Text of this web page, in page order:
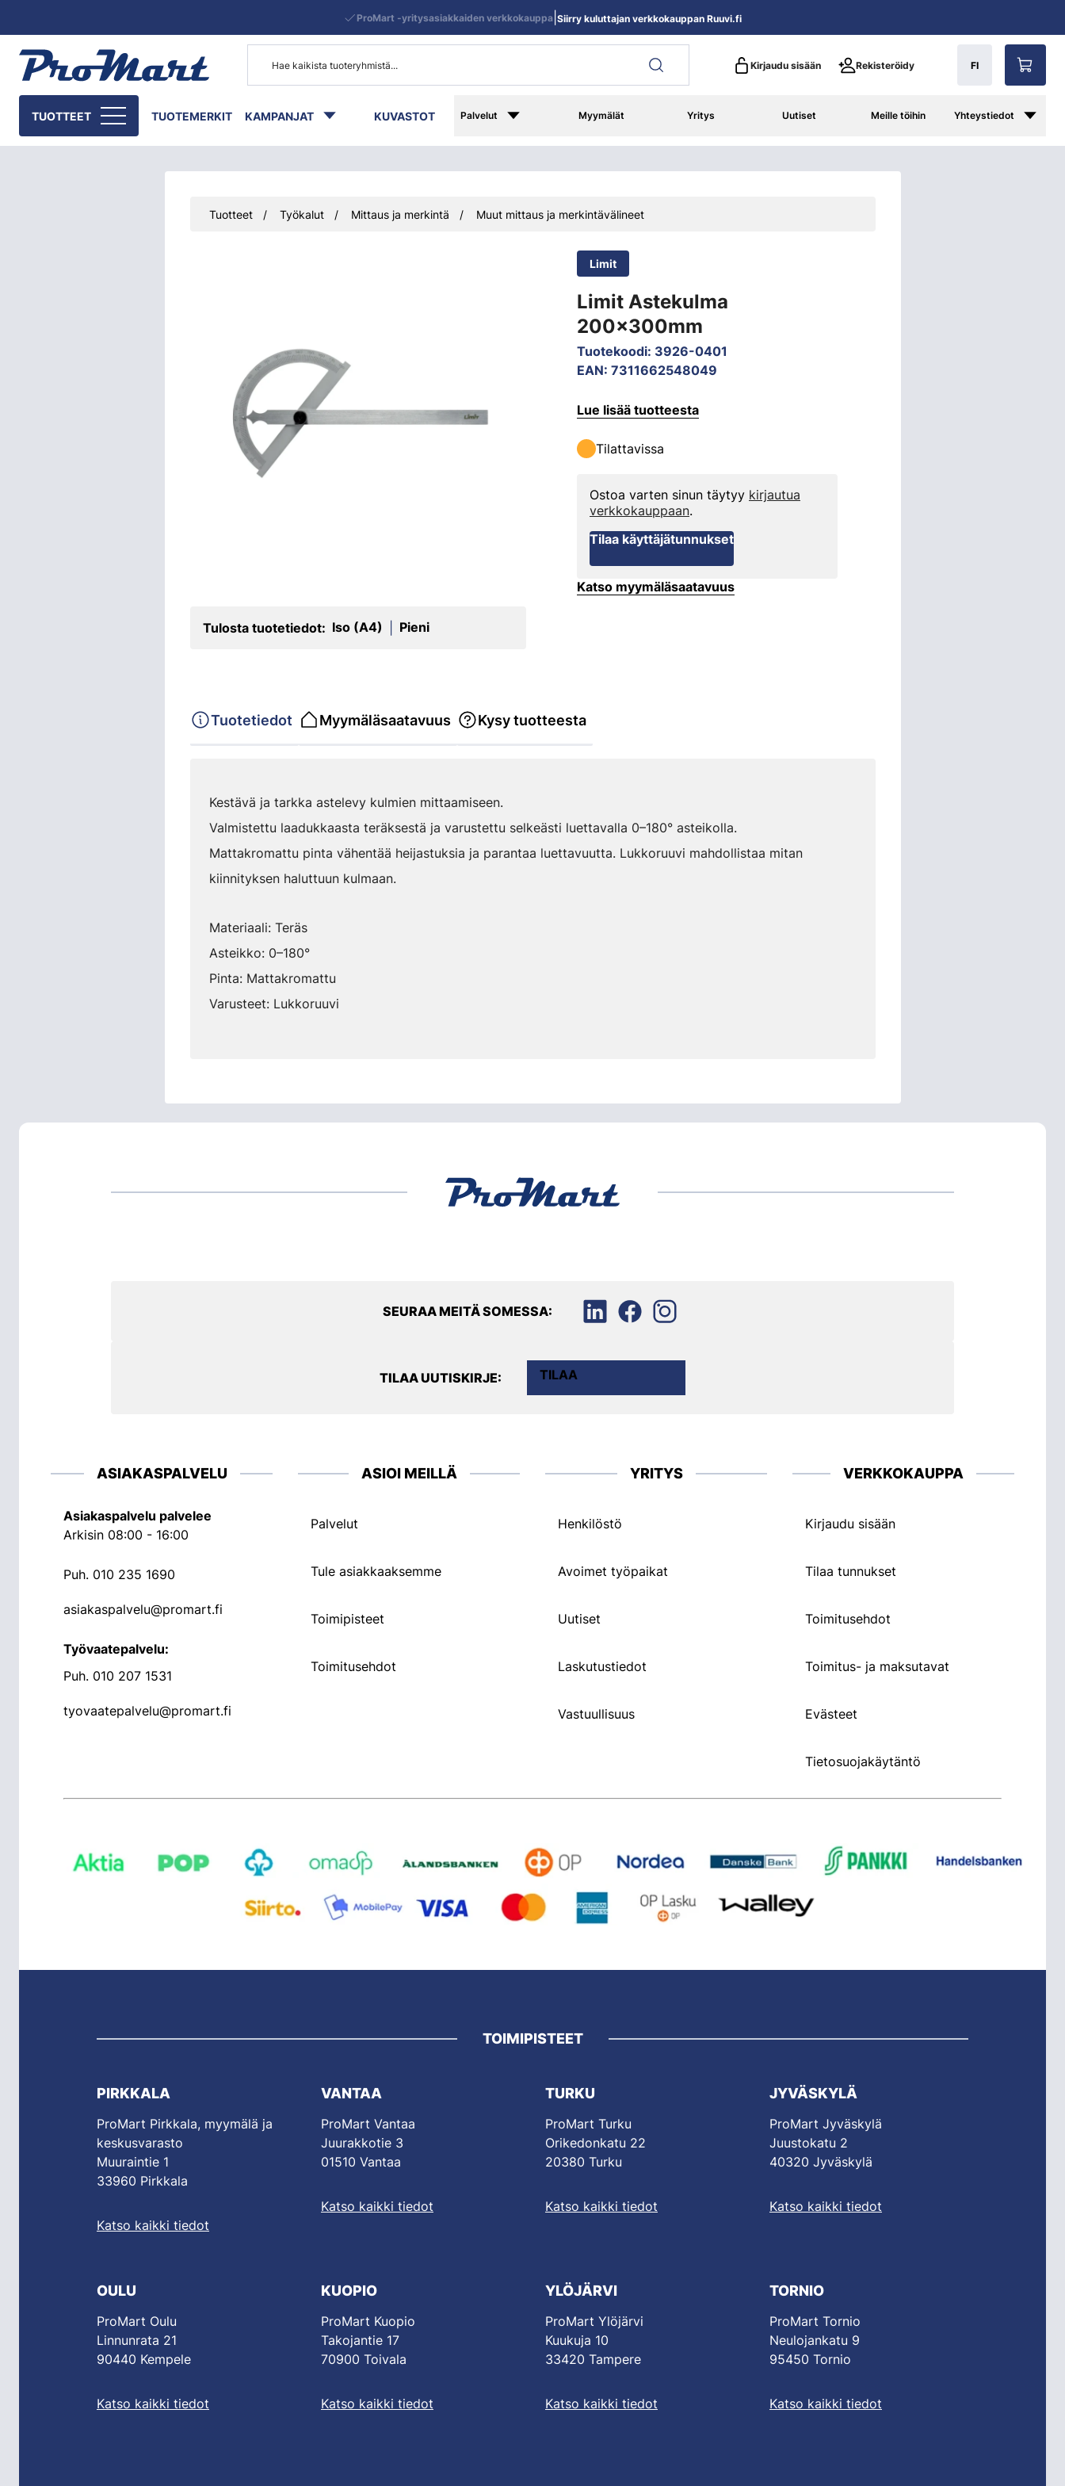
Kirjaudu sisään Rekisteröidy FI
TUOTTEET TUOTEMERKIT KAMPANJAT KUVASTOT Palvelut Myymälät Yritys Uutiset Meille töihin Yhteystiedot
ProMart -yritysasiakkaiden verkkokauppa| Siirry kuluttajan verkkokauppan Ruuvi.fi
Tuotteet Työkalut Mittaus ja merkintä Muut mittaus ja merkintävälineet
Limit
Limit Astekulma
200x300mm
Tuotekoodi: 3926-0401
EAN: 7311662548049
Tulosta tuotetiedot: Iso (A4) Pieni
Lue lisää tuotteesta
Tilattavissa
Ostoa varten sinun täytyy kirjautua
verkkokauppaan.
Tilaa käyttäjätunnukset
Katso myymäläsaatavuus
Tuotetiedot Myymäläsaatavuus Kysy tuotteesta
Kestävä ja tarkka astelevy kulmien mittaamiseen.
Valmistettu laadukkaasta teräksestä ja varustettu selkeästi luettavalla 0–180° asteikolla.
Mattakromattu pinta vähentää heijastuksia ja parantaa luettavuutta. Lukkoruuvi mahdollistaa mitan
kiinnityksen haluttuun kulmaan.
Materiaali: Teräs
Asteikko: 0–180°
Pinta: Mattakromattu
Varusteet: Lukkoruuvi
SEURAA MEITÄ SOMESSA:
TILAA UUTISKIRJE: TILAA
ASIAKASPALVELU
Asiakaspalvelu palvelee
Arkisin 08:00 - 16:00
Puh. 010 235 1690
asiakaspalvelu@promart.fi
Työvaatepalvelu:
Puh. 010 207 1531
tyovaatepalvelu@promart.fi
ASIOI MEILLÄ
Palvelut
Tule asiakkaaksemme
Toimipisteet
Toimitusehdot
YRITYS
Henkilöstö
Avoimet työpaikat
Uutiset
Laskutustiedot
Vastuullisuus
VERKKOKAUPPA
Kirjaudu sisään
Tilaa tunnukset
Toimitusehdot
Toimitus- ja maksutavat
Evästeet
Tietosuojakäytäntö
TOIMIPISTEET
PIRKKALA
ProMart Pirkkala, myymälä ja
keskusvarasto
Muuraintie 1
33960 Pirkkala
Katso kaikki tiedot
VANTAA
ProMart Vantaa
Juurakkotie 3
01510 Vantaa
Katso kaikki tiedot
TURKU
ProMart Turku
Orikedonkatu 22
20380 Turku
Katso kaikki tiedot
JYVÄSKYLÄ
ProMart Jyväskylä
Juustokatu 2
40320 Jyväskylä
Katso kaikki tiedot
OULU
ProMart Oulu
Linnunrata 21
90440 Kempele
Katso kaikki tiedot
KUOPIO
ProMart Kuopio
Takojantie 17
70900 Toivala
Katso kaikki tiedot
YLÖJÄRVI
ProMart Ylöjärvi
Kuukuja 10
33420 Tampere
Katso kaikki tiedot
TORNIO
ProMart Tornio
Neulojankatu 9
95450 Tornio
Katso kaikki tiedot